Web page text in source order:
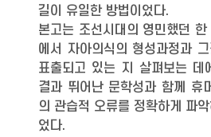
길이 유일한 방법이었다.
본고는 조선시대의 영민했던
에서 자아의식의 형성과정과
표출되고 있는 지 살펴보는 데
결과 뛰어난 문학성과 함께 휴
의 관습적 오류를 정확하게 파
었다.